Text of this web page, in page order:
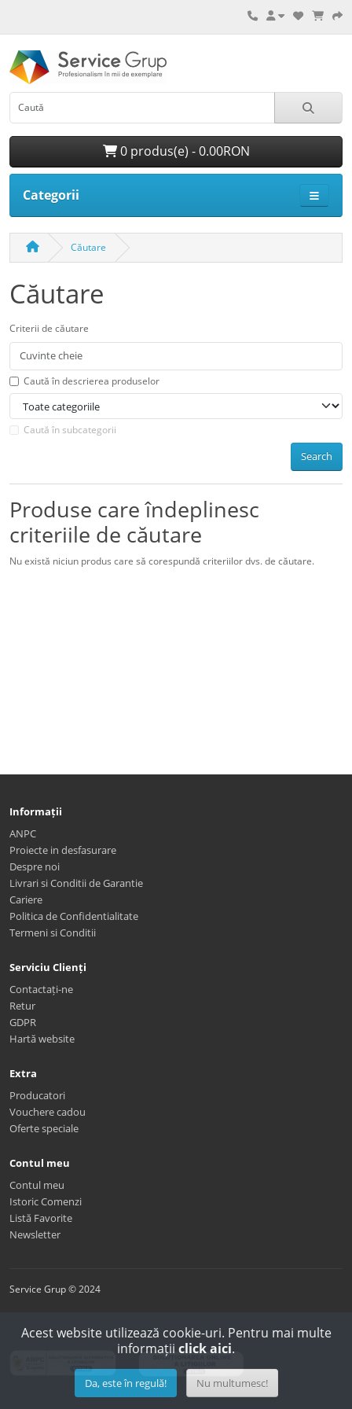
0 produs(e) - 0.00RON
Categorii
Căutare
Căutare
Criterii de căutare
Caută în descrierea produselor
Caută în subcategorii
Search
Produse care îndeplinesc
criteriile de căutare
Nu există niciun produs care să corespundă criteriilor dvs. de căutare.
Informații
ANPC
Proiecte in desfasurare
Despre noi
Livrari si Conditii de Garantie
Cariere
Politica de Confidentialitate
Termeni si Conditii
Serviciu Clienți
Contactați-ne
Retur
GDPR
Hartă website
Extra
Producatori
Vouchere cadou
Oferte speciale
Contul meu
Contul meu
Istoric Comenzi
Listă Favorite
Newsletter
Service Grup © 2024
Acest website utilizează cookie-uri. Pentru mai multe
informații click aici.
Da, este în regulă! Nu multumesc!